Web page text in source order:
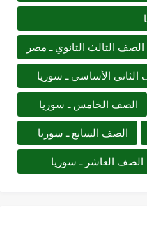
الصف الثالث الثانوي ـ مصر
الثاني الأساسي ـ سوريا
الصف الخامس ـ سوريا
الصف السابع ـ سوريا
الصف العاشر ـ سوريا